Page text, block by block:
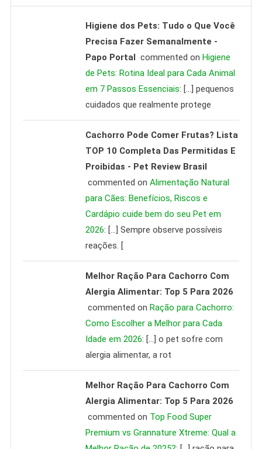
Higiene dos Pets: Tudo o Que Você
Precisa Fazer Semanalmente -
Papo Portal
commented on Higiene
de Pets: Rotina Ideal para Cada Animal
em 7 Passos Essenciais: […] pequenos
cuidados que realmente protege
Cachorro Pode Comer Frutas? Lista
TOP 10 Completa Das Permitidas E
Proibidas - Pet Review Brasil
commented onAlimentação Natural
para Cães: Benefícios, Riscos e
Cardápio cuide bem do seu Pet em
2026: […] Sempre observe possíveis
reações. [
Melhor Ração Para Cachorro Com
Alergia Alimentar: Top 5 Para 2026
commented on Ração para Cachorro:
Como Escolher a Melhor para Cada
Idade em 2026: […] o pet sofre com
alergia alimentar, a rot
Melhor Ração Para Cachorro Com
Alergia Alimentar: Top 5 Para 2026
commented on Top Food Super
Premium vs Grannature Xtreme: Qual a